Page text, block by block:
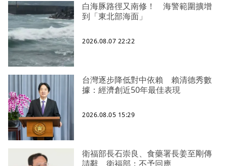
白海豚路徑又南修！ 海警範圍擴增
到「東北部海面」
2026.08.07 22:22
台灣逐步降低對中依賴 賴清德秀數
據：經濟創近50年最佳表現
2026.08.05 15:29
衛福部長石崇良、食藥署長姜至剛傳
請辭 衛福部：不予回應